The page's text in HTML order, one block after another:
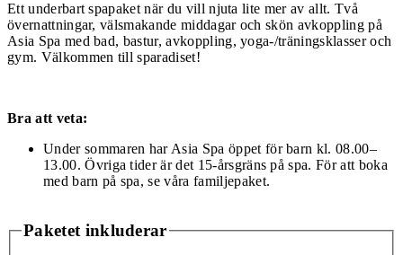
Ett underbart spapaket när du vill njuta lite mer av allt. Två
övernattningar, välsmakande middagar och skön avkoppling på
Asia Spa med bad, bastur, avkoppling, yoga-/träningsklasser och
gym. Välkommen till sparadiset!
Bra att veta:
Under sommaren har Asia Spa öppet för barn kl. 08.00–
13.00. Övriga tider är det 15-årsgräns på spa. För att boka
med barn på spa, se våra familjepaket.
Paketet inkluderar